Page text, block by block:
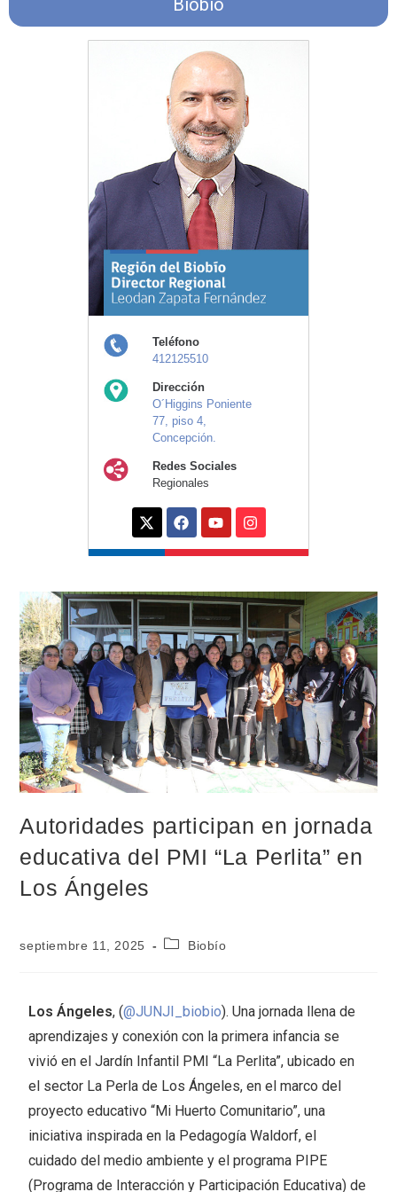
Biobío
Teléfono
412125510
Dirección
O´Higgins Poniente
77, piso 4,
Concepción.
Redes Sociales
Regionales
Autoridades participan en jornada
educativa del PMI “La Perlita” en
Los Ángeles
septiembre 11, 2025 Biobío
Los Ángeles, (@JUNJI_biobio). Una jornada llena de
aprendizajes y conexión con la primera infancia se
vivió en el Jardín Infantil PMI “La Perlita”, ubicado en
el sector La Perla de Los Ángeles, en el marco del
proyecto educativo “Mi Huerto Comunitario”, una
iniciativa inspirada en la Pedagogía Waldorf, el
cuidado del medio ambiente y el programa PIPE
(Programa de Interacción y Participación Educativa) de